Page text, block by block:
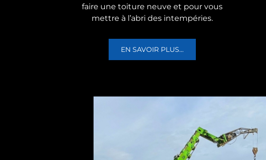
faire une toiture neuve et pour vous
mettre à l’abri des intempéries.
EN SAVOIR PLUS...